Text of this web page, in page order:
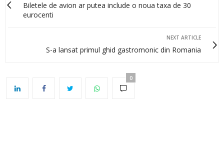
Biletele de avion ar putea include o noua taxa de 30
eurocenti
NEXT ARTICLE
S-a lansat primul ghid gastromonic din Romania
0